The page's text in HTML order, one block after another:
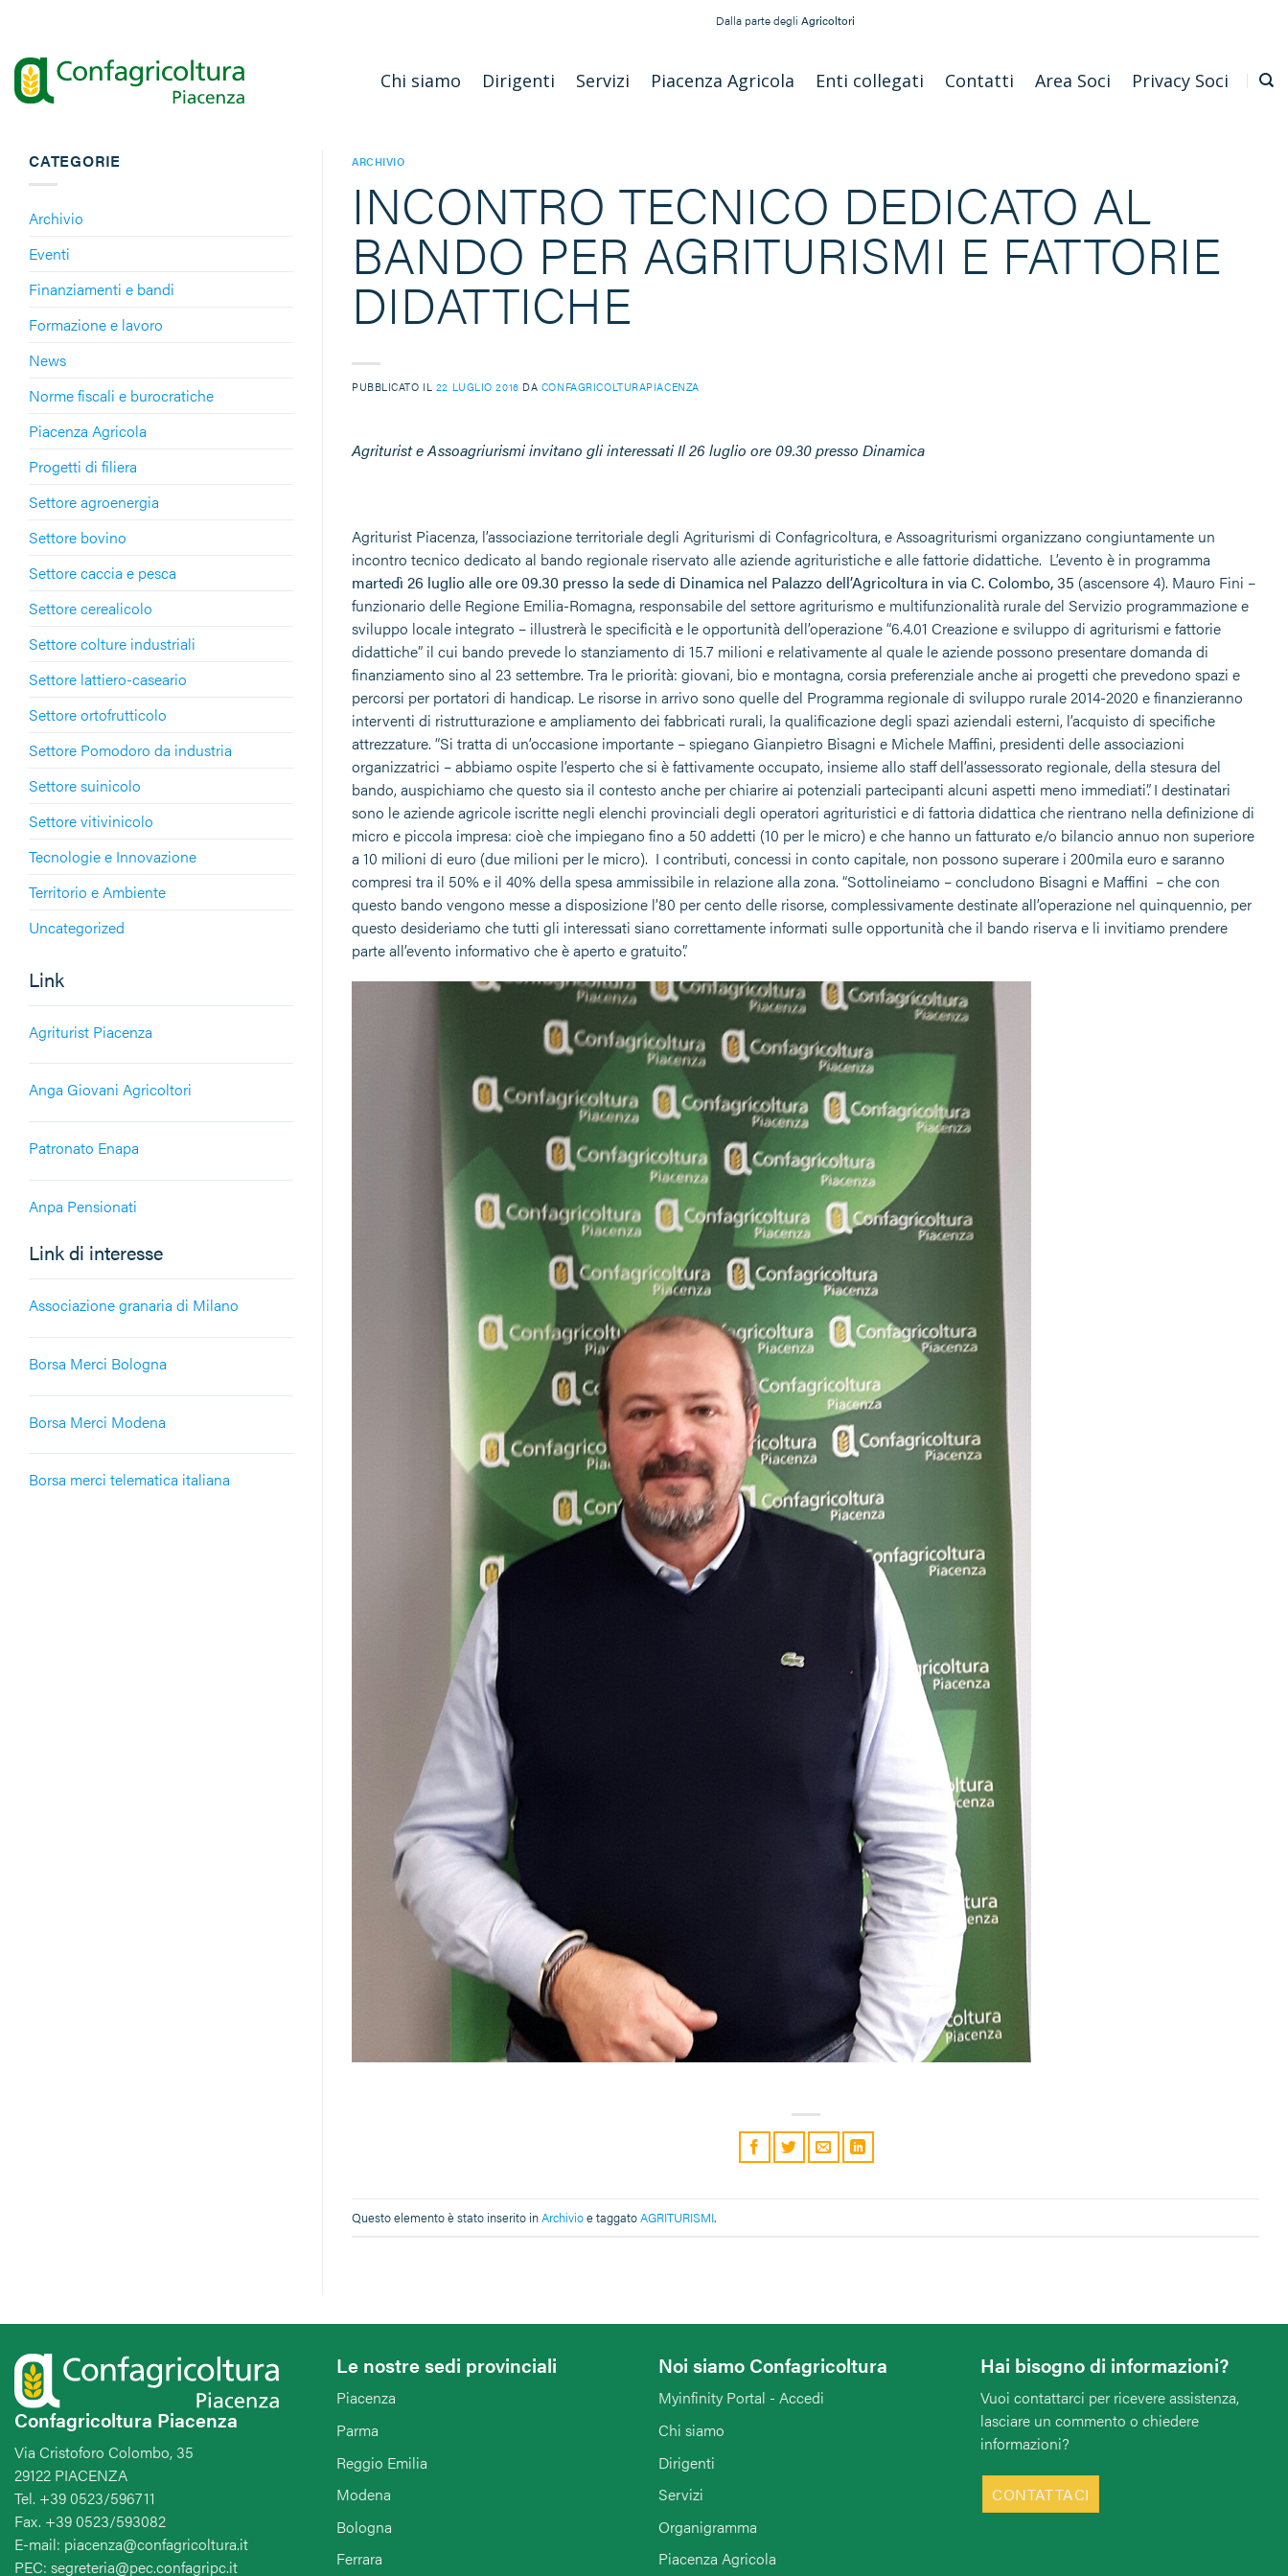
contenuti
Dalla parte degli Agricoltori
Chi siamo Dirigenti Servizi Piacenza Agricola Enti collegati Contatti Area Soci Privacy Soci
CATEGORIE
Archivio
Eventi
Finanziamenti e bandi
Formazione e lavoro
News
Norme fiscali e burocratiche
Piacenza Agricola
Progetti di filiera
Settore agroenergia
Settore bovino
Settore caccia e pesca
Settore cerealicolo
Settore colture industriali
Settore lattiero-caseario
Settore ortofrutticolo
Settore Pomodoro da industria
Settore suinicolo
Settore vitivinicolo
Tecnologie e Innovazione
Territorio e Ambiente
Uncategorized
Link
Agriturist Piacenza
Anga Giovani Agricoltori
Patronato Enapa
Anpa Pensionati
Link di interesse
Associazione granaria di Milano
Borsa Merci Bologna
Borsa Merci Modena
Borsa merci telematica italiana
ARCHIVIO
INCONTRO TECNICO DEDICATO AL
BANDO PER AGRITURISMI E FATTORIE
DIDATTICHE
PUBBLICATO IL 22 LUGLIO 2016 DA CONFAGRICOLTURAPIACENZA
Agriturist e Assoagriurismi invitano gli interessati Il 26 luglio ore 09.30 presso Dinamica
Agriturist Piacenza, l’associazione territoriale degli Agriturismi di Confagricoltura, e Assoagriturismi organizzano congiuntamente un
incontro tecnico dedicato al bando regionale riservato alle aziende agrituristiche e alle fattorie didattiche. L’evento è in programma
martedì 26 luglio alle ore 09.30 presso la sede di Dinamica nel Palazzo dell’Agricoltura in via C. Colombo, 35 (ascensore 4). Mauro Fini –
funzionario delle Regione Emilia-Romagna, responsabile del settore agriturismo e multifunzionalità rurale del Servizio programmazione e
sviluppo locale integrato – illustrerà le specificità e le opportunità dell’operazione “6.4.01 Creazione e sviluppo di agriturismi e fattorie
didattiche” il cui bando prevede lo stanziamento di 15.7 milioni e relativamente al quale le aziende possono presentare domanda di
finanziamento sino al 23 settembre. Tra le priorità: giovani, bio e montagna, corsia preferenziale anche ai progetti che prevedono spazi e
percorsi per portatori di handicap. Le risorse in arrivo sono quelle del Programma regionale di sviluppo rurale 2014-2020 e finanzieranno
interventi di ristrutturazione e ampliamento dei fabbricati rurali, la qualificazione degli spazi aziendali esterni, l’acquisto di specifiche
attrezzature. “Si tratta di un’occasione importante – spiegano Gianpietro Bisagni e Michele Maffini, presidenti delle associazioni
organizzatrici – abbiamo ospite l’esperto che si è fattivamente occupato, insieme allo staff dell’assessorato regionale, della stesura del
bando, auspichiamo che questo sia il contesto anche per chiarire ai potenziali partecipanti alcuni aspetti meno immediati”. I destinatari
sono le aziende agricole iscritte negli elenchi provinciali degli operatori agrituristici e di fattoria didattica che rientrano nella definizione di
micro e piccola impresa: cioè che impiegano fino a 50 addetti (10 per le micro) e che hanno un fatturato e/o bilancio annuo non superiore
a 10 milioni di euro (due milioni per le micro). I contributi, concessi in conto capitale, non possono superare i 200mila euro e saranno
compresi tra il 50% e il 40% della spesa ammissibile in relazione alla zona. “Sottolineiamo – concludono Bisagni e Maffini – che con
questo bando vengono messe a disposizione l’80 per cento delle risorse, complessivamente destinate all’operazione nel quinquennio, per
questo desideriamo che tutti gli interessati siano correttamente informati sulle opportunità che il bando riserva e li invitiamo prendere
parte all’evento informativo che è aperto e gratuito”.
Questo elemento è stato inserito inArchivioe taggatoAGRITURISMI.
Confagricoltura Piacenza
Via Cristoforo Colombo, 35
29122 PIACENZA
Tel. +39 0523/596711
Fax. +39 0523/593082
E-mail: piacenza@confagricoltura.it
PEC: segreteria@pec.confagripc.it
Le nostre sedi provinciali
Piacenza
Parma
Reggio Emilia
Modena
Bologna
Ferrara
Noi siamo Confagricoltura
Myinfinity Portal - Accedi
Chi siamo
Dirigenti
Servizi
Organigramma
Piacenza Agricola
Hai bisogno di informazioni?
Vuoi contattarci per ricevere assistenza,
lasciare un commento o chiedere
informazioni?
CONTATTACI